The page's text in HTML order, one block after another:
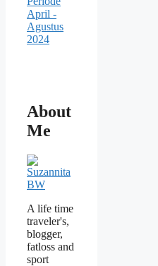
About
Me
A life time
traveler's,
blogger,
fatloss and
sport